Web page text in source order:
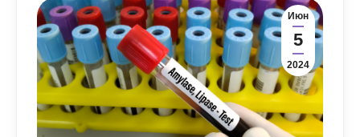
Июн
5
2024